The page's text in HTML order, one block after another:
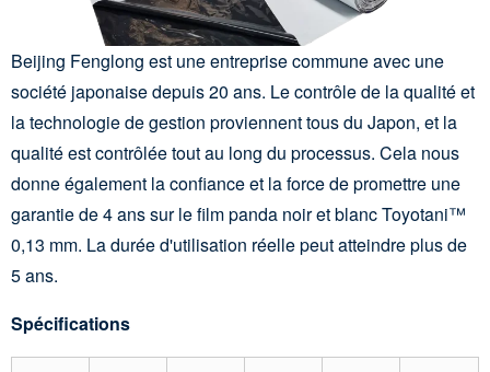
Beijing Fenglong est une entreprise commune avec une
société japonaise depuis 20 ans. Le contrôle de la qualité et
la technologie de gestion proviennent tous du Japon, et la
qualité est contrôlée tout au long du processus. Cela nous
donne également la confiance et la force de promettre une
garantie de 4 ans sur le film panda noir et blanc Toyotani™
0,13 mm. La durée d'utilisation réelle peut atteindre plus de
5 ans.
Spécifications